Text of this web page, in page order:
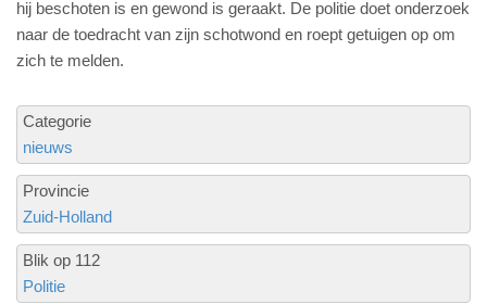
hij beschoten is en gewond is geraakt. De politie doet onderzoek
naar de toedracht van zijn schotwond en roept getuigen op om
zich te melden.
Categorie
nieuws
Provincie
Zuid-Holland
Blik op 112
Politie